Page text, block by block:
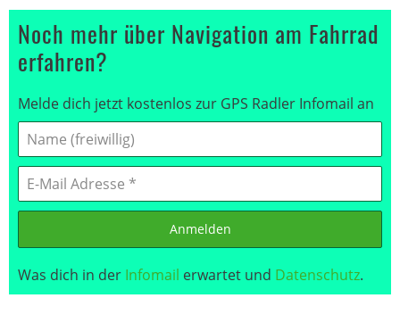
Noch mehr über Navigation am Fahrrad
erfahren?
Melde dich jetzt kostenlos zur GPS Radler Infomail an
Anmelden
Was dich in der Infomail erwartet und Datenschutz.